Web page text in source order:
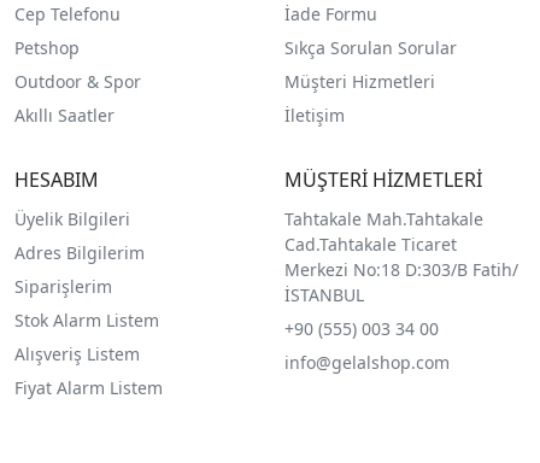
Cep Telefonu
Petshop
Outdoor & Spor
Akıllı Saatler
İade Formu
Sıkça Sorulan Sorular
Müşteri Hizmetleri
İletişim
HESABIM
Üyelik Bilgileri
Adres Bilgilerim
Siparişlerim
Stok Alarm Listem
Alışveriş Listem
Fiyat Alarm Listem
MÜŞTERİ HİZMETLERİ
Tahtakale Mah.Tahtakale
Cad.Tahtakale Ticaret
Merkezi No:18 D:303/B Fatih/
İSTANBUL
+90 (555) 003 34 00
info@gelalshop.com